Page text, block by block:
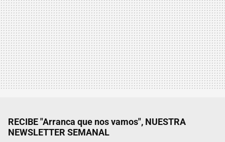
RECIBE "Arranca que nos vamos", NUESTRA
NEWSLETTER SEMANAL